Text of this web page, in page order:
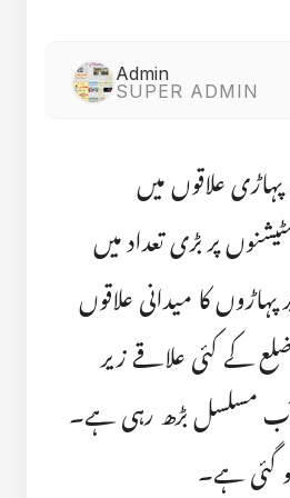
Admin
SUPER ADMIN
علاقوں میں
پر بڑی تعداد میں
کا میدانی علاقوں
کے کئی علاقے زیر
آب مسلسل بڑھ رہی ہے۔
گئی ہے۔